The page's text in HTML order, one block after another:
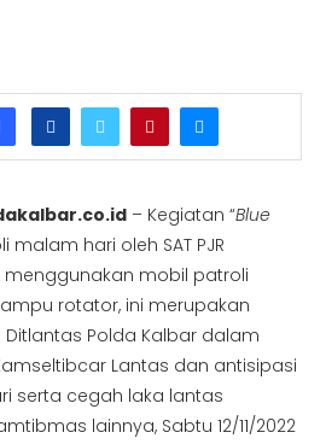
– Kegiatan “Blue
malam hari oleh SAT PJR
menggunakan mobil patroli
rotator, ini merupakan
Polda Kalbar dalam
Lantas dan antisipasi
serta cegah laka lantas
lainnya, Sabtu 12/11/2022